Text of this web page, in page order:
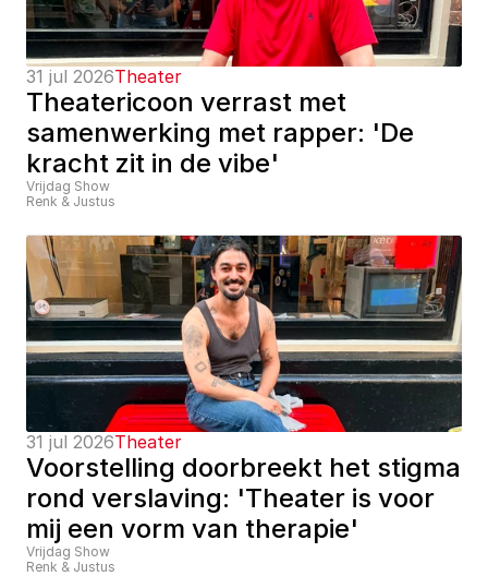
31 jul 2026Theater
Theatericoon verrast met
samenwerking met rapper: 'De
kracht zit in de vibe'
Vrijdag Show
Renk & Justus
31 jul 2026Theater
Voorstelling doorbreekt het stigma
rond verslaving: 'Theater is voor
mij een vorm van therapie'
Vrijdag Show
Renk & Justus